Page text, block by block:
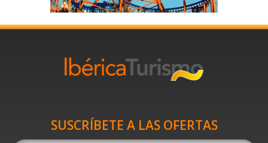
SUSCRÍBETE A LAS OFERTAS